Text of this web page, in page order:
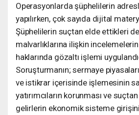
Operasyonlarda şüphelilerin
yapılırken, çok sayıda dijital
Şüphelilerin suçtan elde ettikleri
malvarlıklarına ilişkin
haklarında gözaltı işlemi
Soruşturmanın; sermaye
ve istikrar içerisinde işlemesinin
yatırımcıların korunması ve
gelirlerin ekonomik sisteme